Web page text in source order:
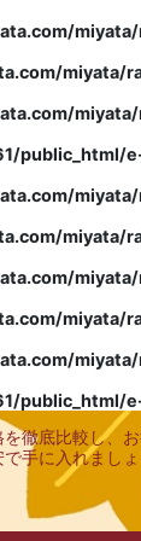
miyata/
public_html/
miyata/
miyata/
public_html/
を徹底比較し、
で手に入れましょ